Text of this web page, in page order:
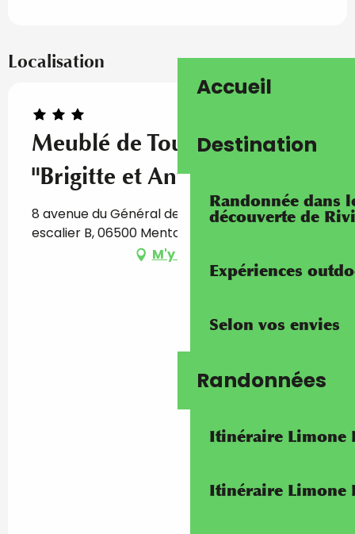
Accueil
Destination
Randonnée dans
découverte de
Expériences
Selon vos envies
Randonnées
Itinéraire Limone
Itinéraire Limone
Localisation
Meublé de Tourisme
"Brigitte et Antoine"
8 avenue du Général de Gaulle, Le Florentina
escalier B, 06500 Menton
M'y rendre